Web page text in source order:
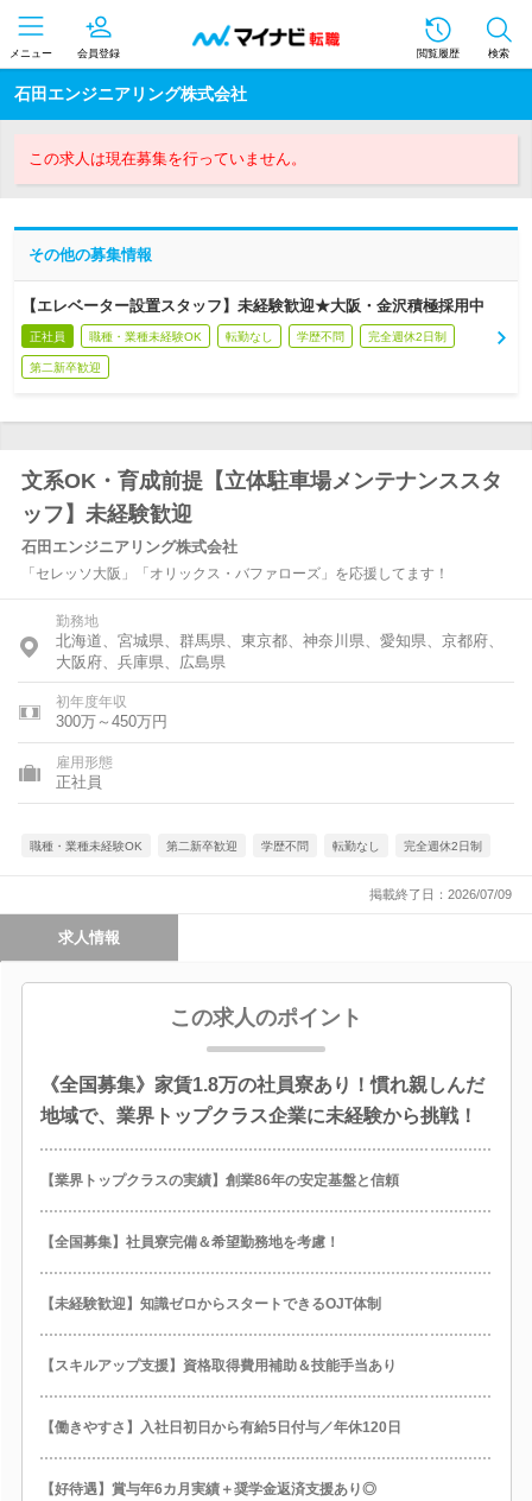
メニュー 会員登録 閲覧履歴 検索
石田エンジニアリング株式会社
この求人は現在募集を行っていません。
その他の募集情報
【エレベーター設置スタッフ】未経験歓迎★大阪・金沢積極採用中
正社員 職種・業種未経験OK 転勤なし 学歴不問 完全週休2日制
第二新卒歓迎
文系OK・育成前提【立体駐車場メンテナンススタ
ッフ】未経験歓迎
石田エンジニアリング株式会社
「セレッソ大阪」「オリックス・バファローズ」を応援してます！
勤務地
北海道、宮城県、群馬県、東京都、神奈川県、愛知県、京都府、
大阪府、兵庫県、広島県
初年度年収
300万～450万円
雇用形態
正社員
職種・業種未経験OK 第二新卒歓迎 学歴不問 転勤なし 完全週休2日制
掲載終了日：2026/07/09
求人情報
この求人のポイント
《全国募集》家賃1.8万の社員寮あり！慣れ親しんだ
地域で、業界トップクラス企業に未経験から挑戦！
【業界トップクラスの実績】創業86年の安定基盤と信頼
【全国募集】社員寮完備＆希望勤務地を考慮！
【未経験歓迎】知識ゼロからスタートできるOJT体制
【スキルアップ支援】資格取得費用補助＆技能手当あり
【働きやすさ】入社日初日から有給5日付与／年休120日
【好待遇】賞与年6カ月実績＋奨学金返済支援あり◎